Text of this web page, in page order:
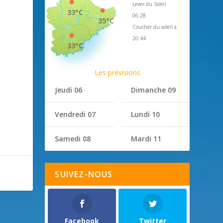
35°C
33°C
33°C
Lever du Soleil
06:28
Coucher du soleil à
20:44
Les prévisions
Jeudi 06
Vendredi 07
Samedi 08
Dimanche 09
Lundi 10
Mardi 11
SUIVEZ-NOUS
Facebook Twitter